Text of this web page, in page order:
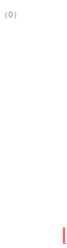
（0）